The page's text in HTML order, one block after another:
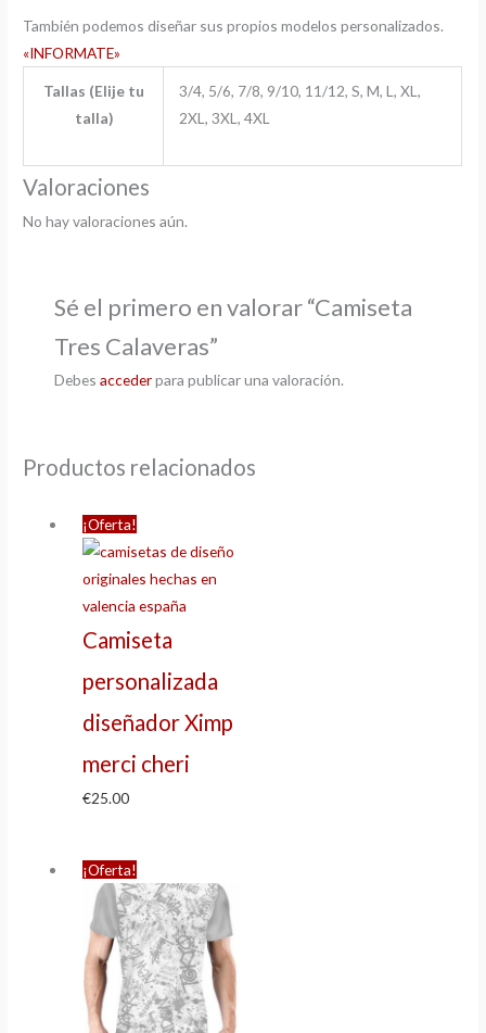
También podemos diseñar sus propios modelos personalizados.
«INFORMATE»
Tallas (Elije tu
talla)
3/4, 5/6, 7/8, 9/10, 11/12, S, M, L, XL,
2XL, 3XL, 4XL
Valoraciones
No hay valoraciones aún.
Sé el primero en valorar “Camiseta
Tres Calaveras”
Debesaccederpara publicar una valoración.
Productos relacionados
¡Oferta!
Camiseta
personalizada
diseñador Ximp
merci cheri
€25.00
¡Oferta!